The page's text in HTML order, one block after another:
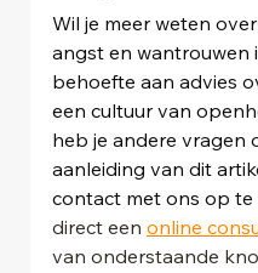
Wil je meer weten
angst en wantrouwen
behoefte aan advies
een cultuur van
heb je andere vragen
aanleiding van dit
contact met ons op te
direct een online
van onderstaande